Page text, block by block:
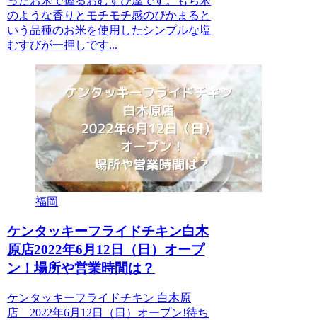
のような香りとモチモチ感のぴかまると
いう品種のお米を使用したシンプルな塩
むすびが一押しです...
福岡
ケンタッキーフライドチキン白木
原店2022年6月12日（日）オープ
ン！場所や営業時間は？
ケンタッキーフライドチキン 白木原
店 2022年6月12日（日）オープン!待ち